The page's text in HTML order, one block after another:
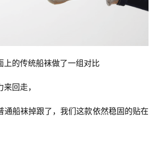
上的传统船袜做了一组对比
回走，
通船袜掉跟了，我们这款依然稳固的贴在